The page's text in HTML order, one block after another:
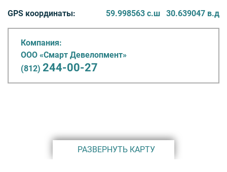
GPS координаты: 59.998563 с.ш 30.639047 в.д
Компания:
ООО «Смарт Девелопмент»
(812) 244-00-27
РАЗВЕРНУТЬ КАРТУ